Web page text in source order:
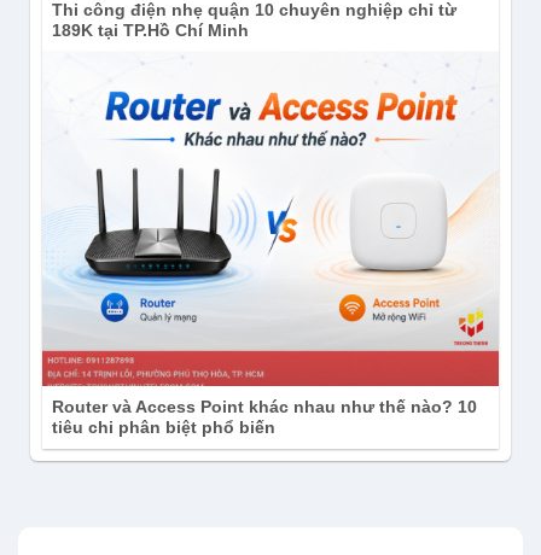
Thi công điện nhẹ quận 10 chuyên nghiệp chỉ từ
189K tại TP.Hồ Chí Minh
Router và Access Point khác nhau như thế nào? 10
tiêu chi phân biệt phổ biến